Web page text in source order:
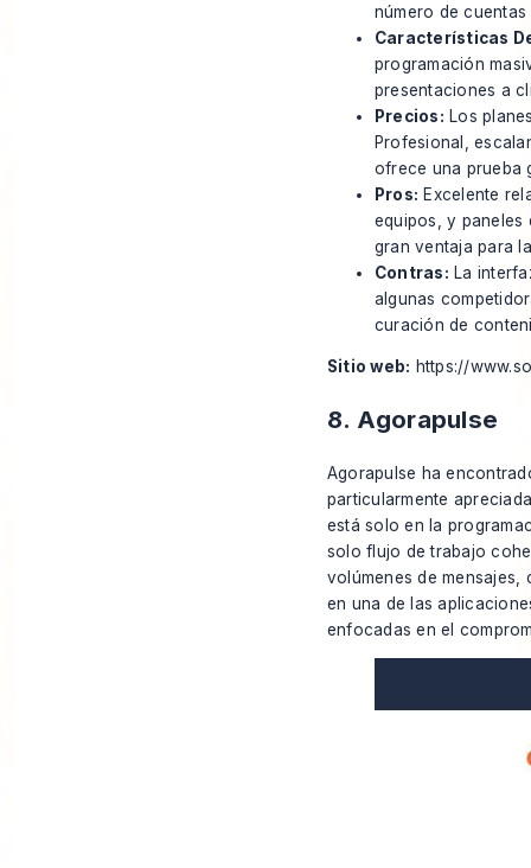
número de
Características
programación
presentaciones a
Precios: Los
Profesional,
ofrece una prueba
Pros: Excelente
equipos, y paneles
gran ventaja para
Contras: La
algunas
curación de
Sitio web: https://
8. Agorapulse
Agorapulse ha
particularmente
está solo en la
solo flujo de trabajo
volúmenes de
en una de las
enfocadas en el